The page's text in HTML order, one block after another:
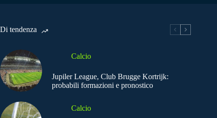
Di tendenza
Calcio
Jupiler League, Club Brugge Kortrijk:
probabili formazioni e pronostico
Calcio